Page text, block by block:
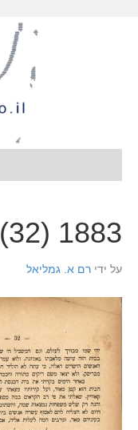
1883 Deinard (32)
על ידי רם א. גמליאל